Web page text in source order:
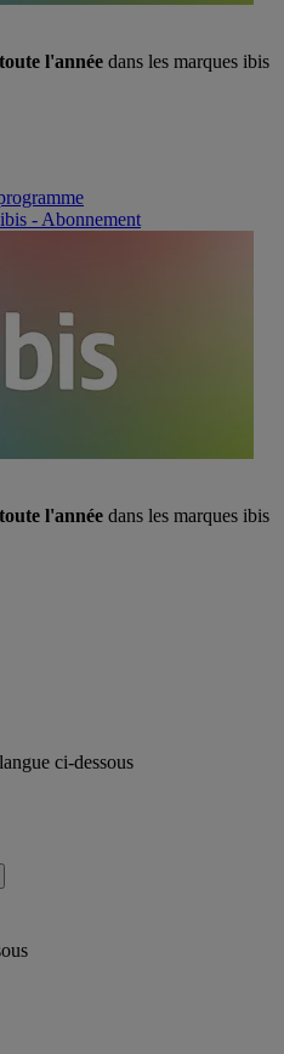
l'année dans les marques ibis
- Abonnement
l'année dans les marques ibis
ci-dessous